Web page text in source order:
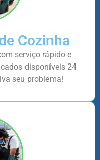
Cozinha
serviço rápido e
disponíveis 24
seu problema!